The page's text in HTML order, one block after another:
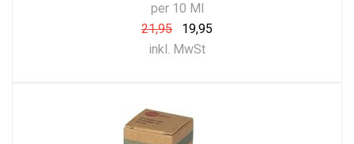
per 10 Ml
21,95
19,95
inkl. MwSt